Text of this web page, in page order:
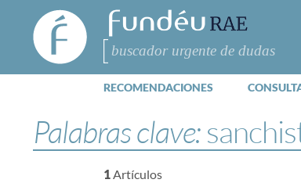
FundéuRAE
- Fundación
del Español
Urgente
Buscar
RECOMENDACIONES
Palabras clave:
1Artículos